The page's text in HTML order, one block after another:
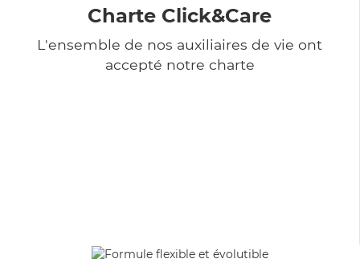
Charte Click&Care
L'ensemble de nos auxiliaires de vie ont
accepté notre charte